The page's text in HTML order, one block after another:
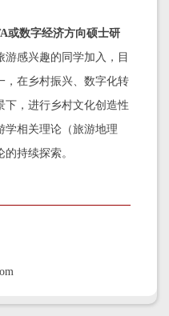
或数字经济方向硕士研
游感兴趣的同学加入，目
，在乡村振兴、数字化转
下，进行乡村文化创造性
学相关理论（旅游地理
持续探索。